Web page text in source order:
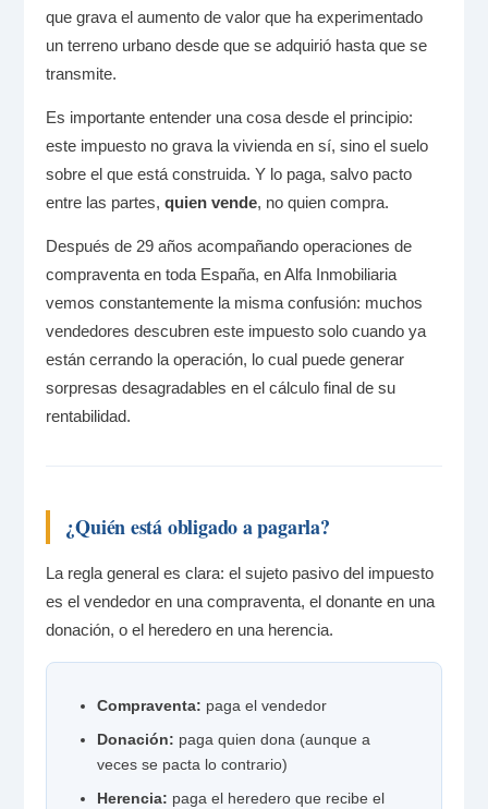
que grava el aumento de valor que ha experimentado
un terreno urbano desde que se adquirió hasta que se
transmite.
Es importante entender una cosa desde el principio:
este impuesto no grava la vivienda en sí, sino el suelo
sobre el que está construida. Y lo paga, salvo pacto
entre las partes,quien vende, no quien compra.
Después de 29 años acompañando operaciones de
compraventa en toda España, en Alfa Inmobiliaria
vemos constantemente la misma confusión: muchos
vendedores descubren este impuesto solo cuando ya
están cerrando la operación, lo cual puede generar
sorpresas desagradables en el cálculo final de su
rentabilidad.
¿Quién está obligado a pagarla?
La regla general es clara: el sujeto pasivo del impuesto
es el vendedor en una compraventa, el donante en una
donación, o el heredero en una herencia.
Compraventa: paga el vendedor
Donación: paga quien dona (aunque a
veces se pacta lo contrario)
Herencia: paga el heredero que recibe el